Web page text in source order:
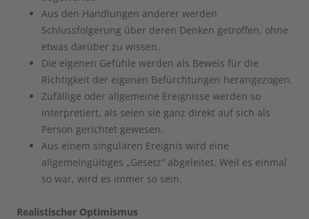
Aus den Handlungen anderer werden
Schlussfolgerung über deren Denken getroffen, ohne
etwas darüber zu wissen.
Die eigenen Gefühle werden als Beweis für die
Richtigkeit der eigenen Befürchtungen herangezogen.
Zufällige oder allgemeine Ereignisse werden so
interpretiert, als seien sie ganz direkt auf sich als
Person gerichtet gewesen.
Aus einem singulären Ereignis wird eine
allgemeingültiges „Gesetz“ abgeleitet. Weil es einmal
so war, wird es immer so sein.
Realistischer Optimismus